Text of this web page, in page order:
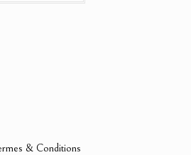
& Conditions